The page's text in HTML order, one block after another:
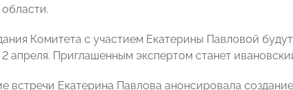
Комитета с участием Екатерины Павловой
апреля. Приглашенным экспертом станет
встречи Екатерина Павлова анонсировала